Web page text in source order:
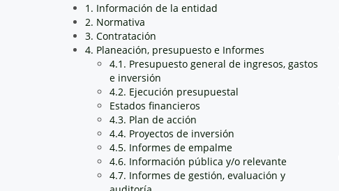
1. Información de la entidad
2. Normativa
3. Contratación
4. Planeación, presupuesto e Informes
4.1. Presupuesto general de ingresos, gastos
e inversión
4.2. Ejecución presupuestal
Estados financieros
4.3. Plan de acción
4.4. Proyectos de inversión
4.5. Informes de empalme
4.6. Información pública y/o relevante
4.7. Informes de gestión, evaluación y